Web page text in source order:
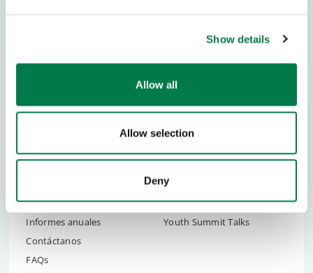
Show details
Allow all
Allow selection
Deny
SOBRE NOSOTROS
Newsletter
Empleos
Informes anuales
Contáctanos
FAQs
NIÑOS Y JÓVENES
Empoderamiento Juventil
Ideas y herramientas
Global Ambassadors Council
Youth Summit
Youth Summit Talks